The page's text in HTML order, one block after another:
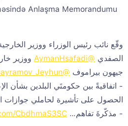
Anlaşma Memorandumu
وقّع نائب رئيس الوزراء ووزير
الصفدي @AymanHsafadi
ووزير
جيهون بيراموف @Bayramov_Jeyhun
- اتفاقيةً بين حكومتَي البلدين بشأن
الحصول على تأشيرة لحاملي جوازات
- مذكّرةَ تفاهم… CbdhmaS3SC